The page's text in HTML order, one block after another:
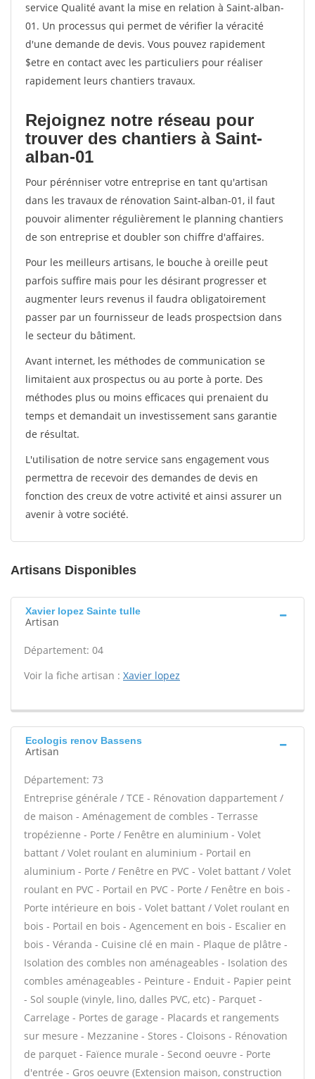
service Qualité avant la mise en relation à Saint-alban-
01. Un processus qui permet de vérifier la véracité
d'une demande de devis. Vous pouvez rapidement
$etre en contact avec les particuliers pour réaliser
rapidement leurs chantiers travaux.
Rejoignez notre réseau pour
trouver des chantiers à Saint-
alban-01
Pour pérénniser votre entreprise en tant qu'artisan
dans les travaux de rénovation Saint-alban-01, il faut
pouvoir alimenter régulièrement le planning chantiers
de son entreprise et doubler son chiffre d'affaires.
Pour les meilleurs artisans, le bouche à oreille peut
parfois suffire mais pour les désirant progresser et
augmenter leurs revenus il faudra obligatoirement
passer par un fournisseur de leads prospectsion dans
le secteur du bâtiment.
Avant internet, les méthodes de communication se
limitaient aux prospectus ou au porte à porte. Des
méthodes plus ou moins efficaces qui prenaient du
temps et demandait un investissement sans garantie
de résultat.
L'utilisation de notre service sans engagement vous
permettra de recevoir des demandes de devis en
fonction des creux de votre activité et ainsi assurer un
avenir à votre société.
Artisans Disponibles
Xavier lopez Sainte tulle
Artisan
Département: 04
Voir la fiche artisan : Xavier lopez
Ecologis renov Bassens
Artisan
Département: 73
Entreprise générale / TCE - Rénovation dappartement /
de maison - Aménagement de combles - Terrasse
tropézienne - Porte / Fenêtre en aluminium - Volet
battant / Volet roulant en aluminium - Portail en
aluminium - Porte / Fenêtre en PVC - Volet battant / Volet
roulant en PVC - Portail en PVC - Porte / Fenêtre en bois -
Porte intérieure en bois - Volet battant / Volet roulant en
bois - Portail en bois - Agencement en bois - Escalier en
bois - Véranda - Cuisine clé en main - Plaque de plâtre -
Isolation des combles non aménageables - Isolation des
combles aménageables - Peinture - Enduit - Papier peint
- Sol souple (vinyle, lino, dalles PVC, etc) - Parquet -
Carrelage - Portes de garage - Placards et rangements
sur mesure - Mezzanine - Stores - Cloisons - Rénovation
de parquet - Faïence murale - Second oeuvre - Porte
d'entrée - Gros oeuvre (Extension maison, construction